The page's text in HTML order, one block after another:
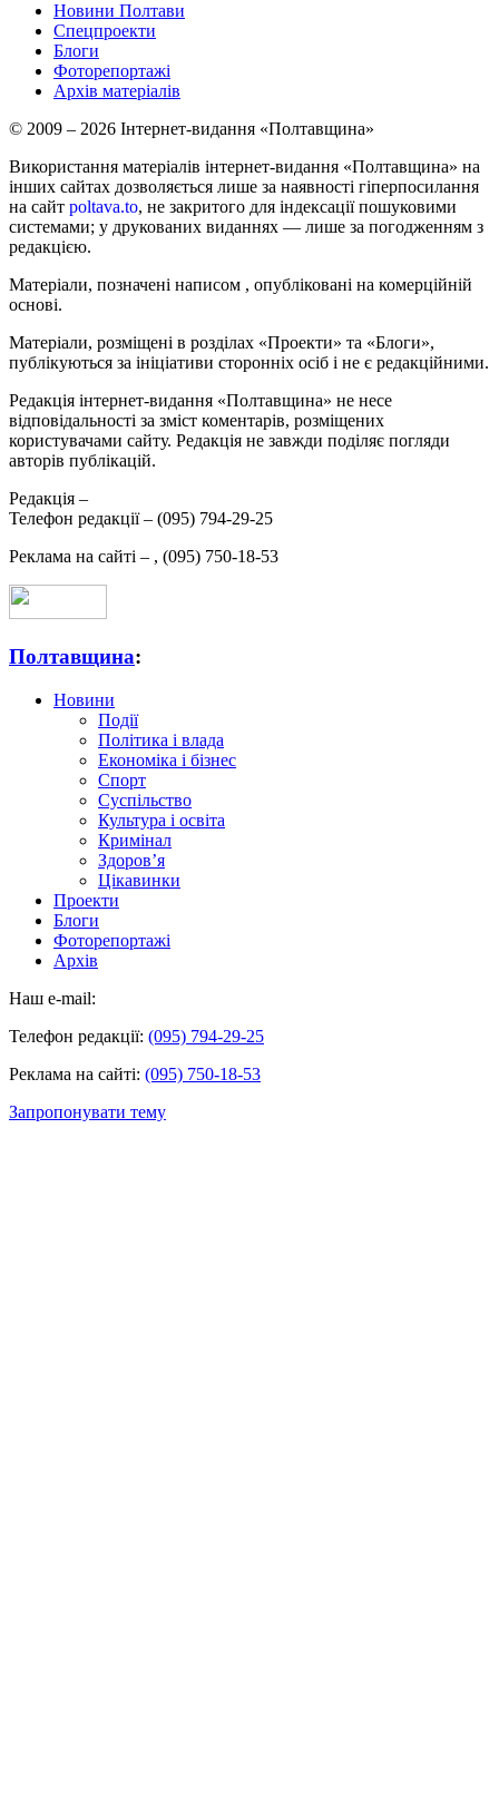
Новини Полтави
Спецпроекти
Блоги
Фоторепортажі
Архів матеріалів
© 2009 – 2026 Інтернет-видання «Полтавщина»
Використання матеріалів інтернет-видання «Полтавщина» на
інших сайтах дозволяється лише за наявності гіперпосилання
на сайт poltava.to, не закритого для індексації пошуковими
системами; у друкованих виданнях — лише за погодженням з
редакцією.
Матеріали, позначені написом , опубліковані на комерційній
основі.
Матеріали, розміщені в розділах «Проекти» та «Блоги»,
публікуються за ініціативи сторонніх осіб і не є редакційними.
Редакція інтернет-видання «Полтавщина» не несе
відповідальності за зміст коментарів, розміщених
користувачами сайту. Редакція не завжди поділяє погляди
авторів публікацій.
Редакція –
Телефон редакції – (095) 794-29-25
Реклама на сайті – , (095) 750-18-53
Полтавщина:
Новини
Події
Політика і влада
Економіка і бізнес
Спорт
Суспільство
Культура і освіта
Кримінал
Здоров’я
Цікавинки
Проекти
Блоги
Фоторепортажі
Архів
Наш e-mail:
Телефон редакції: (095) 794-29-25
Реклама на сайті: (095) 750-18-53
Запропонувати тему